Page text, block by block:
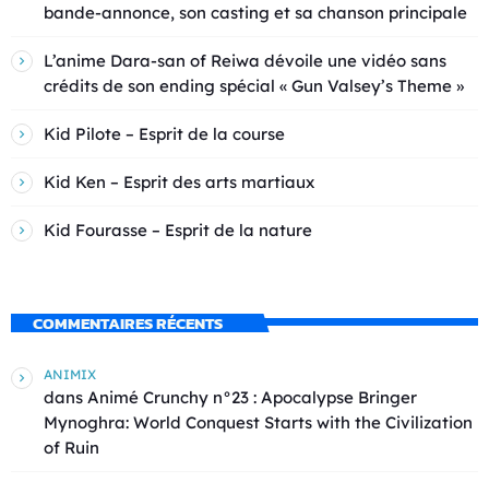
bande-annonce, son casting et sa chanson principale
L’anime Dara-san of Reiwa dévoile une vidéo sans
crédits de son ending spécial « Gun Valsey’s Theme »
Kid Pilote – Esprit de la course
Kid Ken – Esprit des arts martiaux
Kid Fourasse – Esprit de la nature
COMMENTAIRES RÉCENTS
ANIMIX
dans Animé Crunchy n°23 : Apocalypse Bringer
Mynoghra: World Conquest Starts with the Civilization
of Ruin